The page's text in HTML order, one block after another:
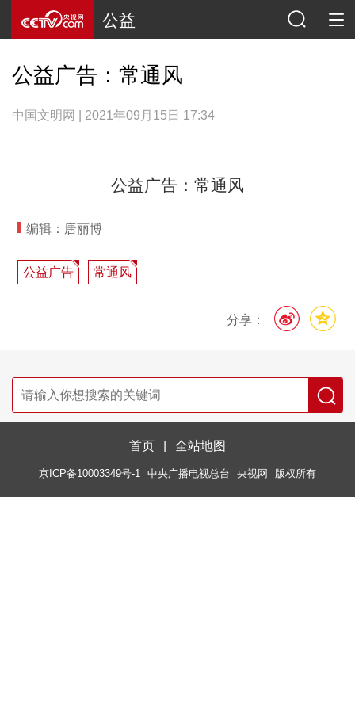
公益
公益广告：常通风
中国文明网 | 2021年09月15日 17:34
公益广告：常通风
编辑：唐丽博
公益广告 常通风
分享：
首页 全站地图
京ICP备10003349号-1 中央广播电视总台 央视网 版权所有